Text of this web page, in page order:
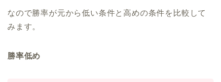
なので勝率が元から低い条件と高めの条件を比較して
みます。
勝率低め